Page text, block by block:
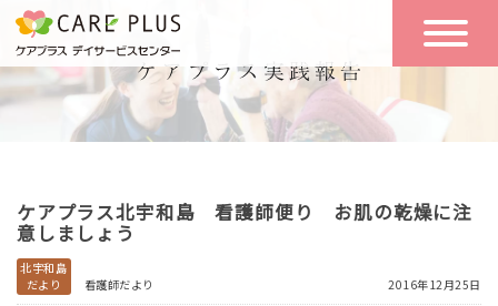
こんな方に
おすすめ
一日の流れ
一日体験
空き状況
実践報告
ケアプラス北宇和島 看護師便り お肌の乾燥に注
意しましょう
北宇和島
だより
看護師だより 2016年12月25日